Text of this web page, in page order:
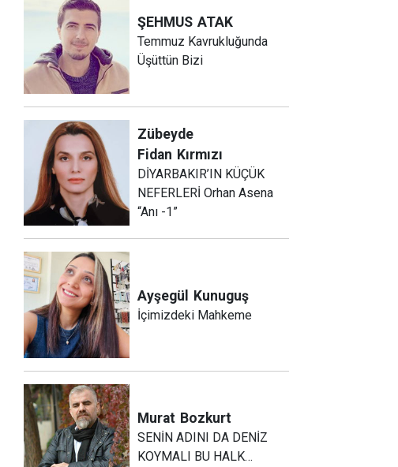
ŞEHMUS ATAK
Temmuz Kavrukluğunda
Üşüttün Bizi
Zübeyde
Fidan Kırmızı
DİYARBAKIR’IN KÜÇÜK
NEFERLERİ Orhan Asena
“Anı -1”
Ayşegül Kunuguş
İçimizdeki Mahkeme
Murat Bozkurt
SENİN ADINI DA DENİZ
KOYMALI BU HALK…